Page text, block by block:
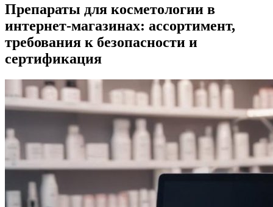
Препараты для косметологии в
интернет-магазинах: ассортимент,
требования к безопасности и
сертификация